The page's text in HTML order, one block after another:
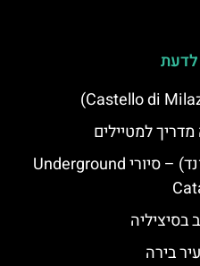
למטיילים
קטניה התחתית (אנדרגראונד) – סיורי Underground
בירה